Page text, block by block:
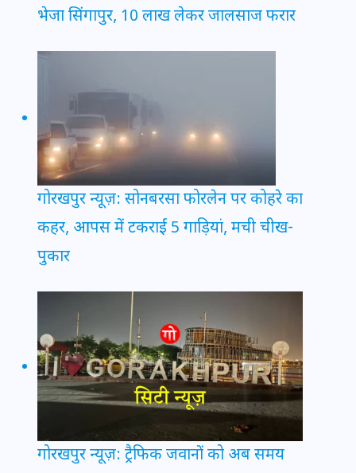
भेजा सिंगापुर, 10 लाख लेकर जालसाज फरार
गोरखपुर न्यूज़: सोनबरसा फोरलेन पर कोहरे का
कहर, आपस में टकराईं 5 गाड़ियां, मची चीख-
पुकार
गोरखपुर न्यूज़: ट्रैफिक जवानों को अब समय